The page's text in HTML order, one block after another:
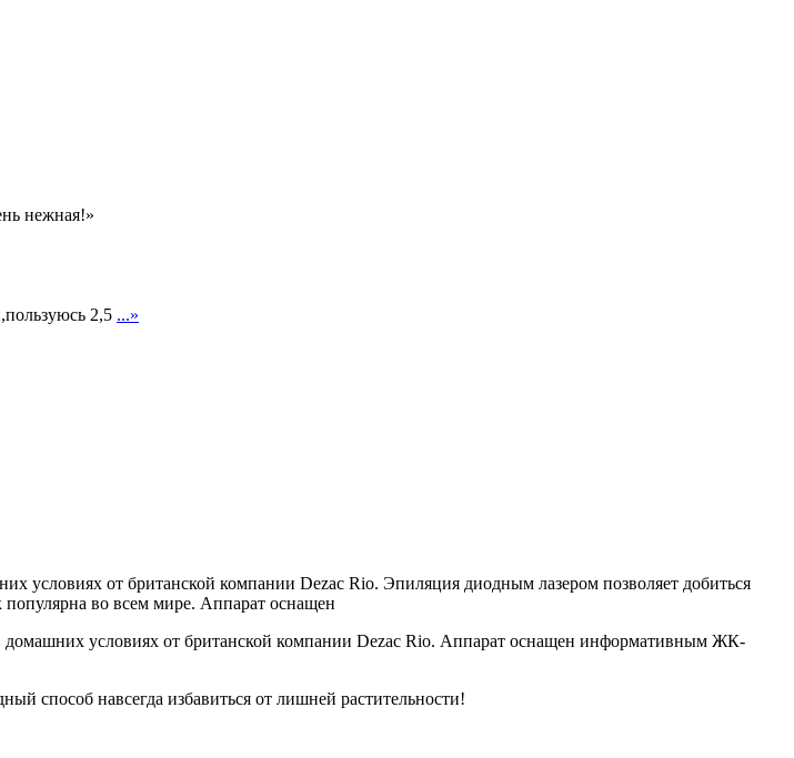
нежная!»
2,5 ...»
условиях от британской компании Dezac Rio. Эпиляция диодным лазером позволяет добиться
популярна во всем мире. Аппарат оснащен
домашних условиях от британской компании Dezac Rio. Аппарат оснащен информативным ЖК-
способ навсегда избавиться от лишней растительности!